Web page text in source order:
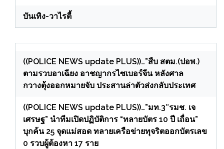
บันเทิง-วาไรตี้
((POLICE NEWS update PLUS))…”สืบ สตม.(ปอพ.)
ตามรวบอาเฉียง อาชญากรไซเบอร์จีน หลังศาล
กวางตุ้งออกหมายจับ ประสานล่าตัวส่งกลับประเทศ
((POLICE NEWS update PLUS))…”มท.3″รมช. เจ
เศรษฐ” นำทีมเปิดปฏิบัติการ “ทลายบัตร 10 ปี เถื่อน”
บุกค้น 25 จุดแม่สอด ทลายเครือข่ายทุจริตออกบัตรเลข
0 รวบผู้ต้องหา 17 ราย